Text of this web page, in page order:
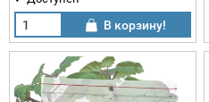
В корзину!
подарки